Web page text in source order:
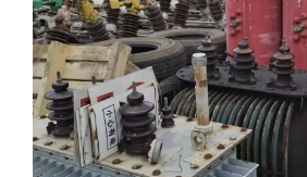
七、确定成交（中标）后，买受人
将标的物预估 全额 货款支付给 委托方
销售合同》。
八、委托方和河北中废通拍卖有限